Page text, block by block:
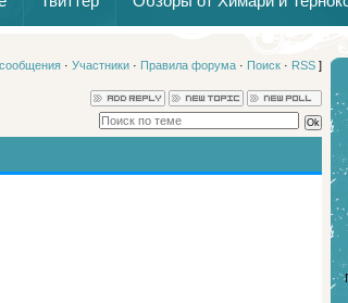
· Участники· Правила форума· Поиск· RSS]